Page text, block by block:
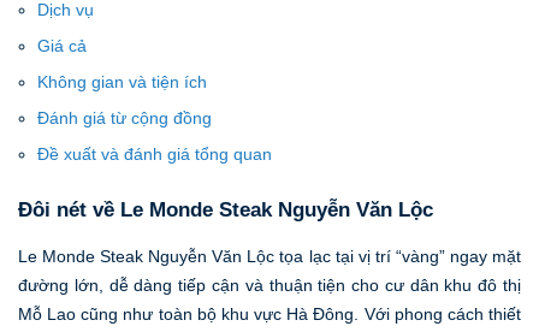
Dịch vụ
Giá cả
Không gian và tiện ích
Đánh giá từ cộng đồng
Đề xuất và đánh giá tổng quan
Đôi nét về Le Monde Steak Nguyễn Văn Lộc
Le Monde Steak Nguyễn Văn Lộc tọa lạc tại vị trí “vàng” ngay mặt
đường lớn, dễ dàng tiếp cận và thuận tiện cho cư dân khu đô thị
Mỗ Lao cũng như toàn bộ khu vực Hà Đông. Với phong cách thiết